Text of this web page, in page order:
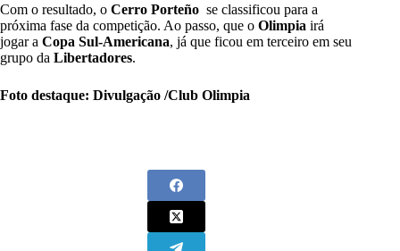
Com o resultado, o Cerro Porteño se classificou para a
próxima fase da competição. Ao passo, que o Olimpia irá
jogar a Copa Sul-Americana, já que ficou em terceiro em seu
grupo da Libertadores.
Foto destaque: Divulgação /Club Olimpia